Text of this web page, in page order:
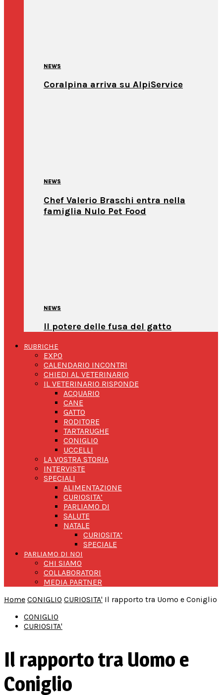
NEWS
Coralpina arriva su AlpiService
NEWS
Chef Valerio Braschi entra nella
famiglia Nulo Pet Food
NEWS
Il potere delle fusa del gatto
RUBRICHE
EXPO
CALENDARIO INCONTRI
CHIEDI AL VETERINARIO
IL VETERINARIO RISPONDE
ACQUARIO
CANE
GATTO
RODITORE
TARTARUGHE
CONIGLIO
UCCELLI
LA VOSTRA STORIA
INTERVISTE
SPECIALI
ALIMENTAZIONE
CURIOSITA’
PARLIAMO DI
SALUTE
NATALE
CURIOSITA’
SPECIALE
PARLIAMO DI NOI
CHI SIAMO
COLLABORATORI
MEDIA PARTNER
Home CONIGLIO CURIOSITA' Il rapporto tra Uomo e Coniglio
CONIGLIO
CURIOSITA'
Il rapporto tra Uomo e
Coniglio